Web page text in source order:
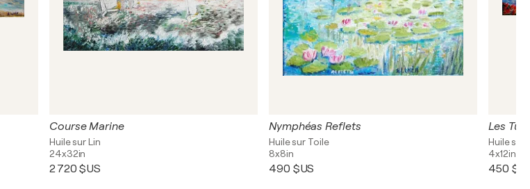
Course Marine
Huile sur Lin
24x32in
2 720 $US
Nymphéas Reflets
Huile sur Toile
8x8in
490 $US
Les
Huile sur
4x12in
450